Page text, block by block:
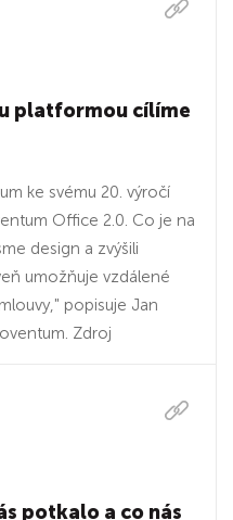
platformou cílíme
ke svému 20. výročí
Office 2.0. Co je na
design a zvýšili
umožňuje vzdálené
popisuje Jan
Zdroj
potkalo a co nás